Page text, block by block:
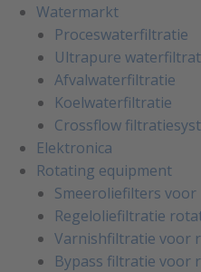
Watermarkt
Proceswaterfiltratie
Ultrapure
Afvalwaterfiltratie
Koelwaterfiltratie
Crossflow
Elektronica
Rotating equipment
Smeeroliefilters
Regeloliefiltratie
Varnishfiltratie voor
Bypass filtratie voor